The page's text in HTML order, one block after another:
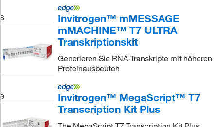
8
Invitrogen™ mMESSAGE
mMACHINE™ T7 ULTRA
Transkriptionskit
Generieren Sie RNA-Transkripte mit höheren
Proteinausbeuten
9
Invitrogen™ MegaScript™ T7
Transcription Kit Plus